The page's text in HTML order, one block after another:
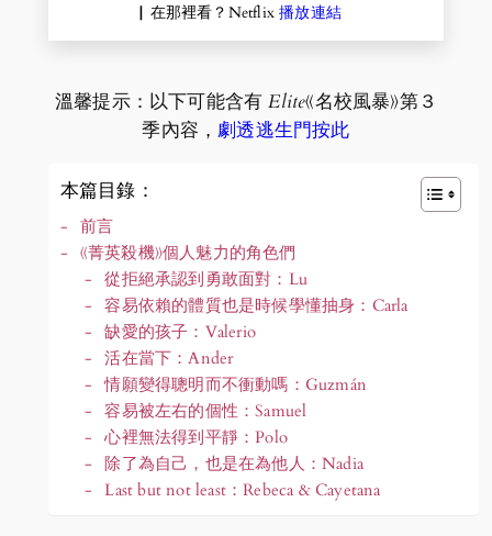
▏在那裡看？Netflix播放連結
溫馨提示：以下可能含有Elite《名校風暴》第３
季內容，劇透逃生門按此
本篇目錄：
前言
《菁英殺機》個人魅力的角色們
從拒絕承認到勇敢面對：Lu
容易依賴的體質也是時候學懂抽身：Carla
缺愛的孩子：Valerio
活在當下：Ander
情願變得聰明而不衝動嗎：Guzmán
容易被左右的個性：Samuel
心裡無法得到平靜：Polo
除了為自己，也是在為他人：Nadia
Last but not least：Rebeca & Cayetana